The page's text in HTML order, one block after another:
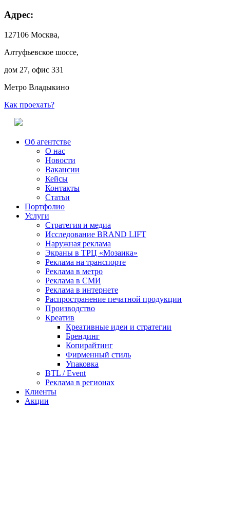
Адрес:
127106 Москва,
Алтуфьевское шоссе,
дом 27, офис 331
Метро Владыкино
Как проехать?
Об агентстве
О нас
Новости
Вакансии
Кейсы
Контакты
Статьи
Портфолио
Услуги
Стратегия и медиа
Исследование BRAND LIFT
Наружная реклама
Экраны в ТРЦ «Мозаика»
Реклама на транспорте
Реклама в метро
Реклама в СМИ
Реклама в интернете
Распространение печатной продукции
Производство
Креатив
Креативные идеи и стратегии
Брендинг
Копирайтинг
Фирменный стиль
Упаковка
BTL / Event
Реклама в регионах
Клиенты
Акции